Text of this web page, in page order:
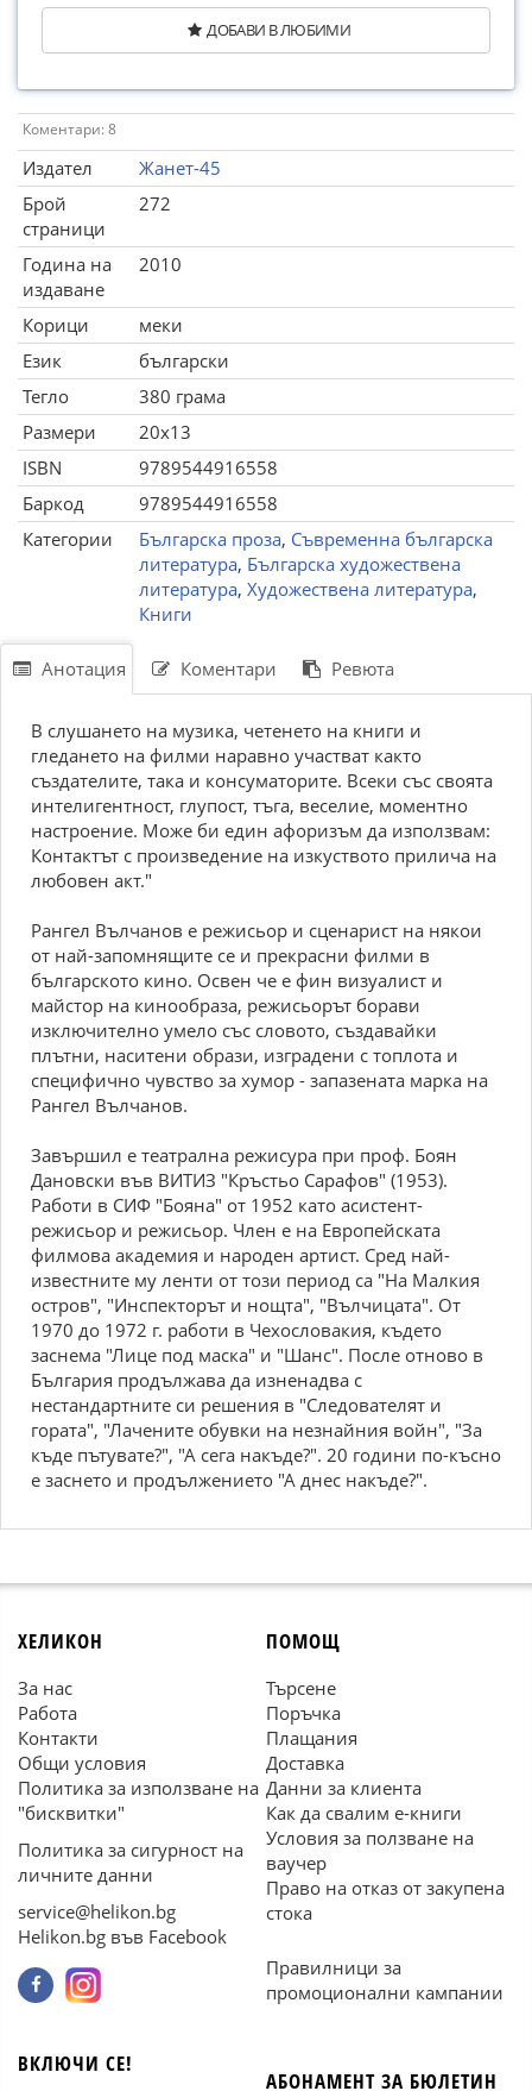
ДОБАВИ В ЛЮБИМИ
Коментари: 8
Издател
Жанет-45
Брой
страници
272
Година на
издаване
2010
Корици
меки
Език
български
Тегло
380 грама
Размери
20x13
ISBN
9789544916558
Баркод
9789544916558
Категории
Българска проза, Съвременна българска
литература, Българска художествена
литература, Художествена литература,
Книги
Анотация Коментари Ревюта
В слушането на музика, четенето на книги и
гледането на филми наравно участват както
създателите, така и консуматорите. Всеки със своята
интелигентност, глупост, тъга, веселие, моментно
настроение. Може би един афоризъм да използвам:
Контактът с произведение на изкуството прилича на
любовен акт."
Рангел Вълчанов е режисьор и сценарист на някои
от най-запомнящите се и прекрасни филми в
българското кино. Освен че е фин визуалист и
майстор на кинообраза, режисьорът борави
изключително умело със словото, създавайки
плътни, наситени образи, изградени с топлота и
специфично чувство за хумор - запазената марка на
Рангел Вълчанов.
Завършил е театрална режисура при проф. Боян
Дановски във ВИТИЗ "Кръстьо Сарафов" (1953).
Работи в СИФ "Бояна" от 1952 като асистент-
режисьор и режисьор. Член е на Европейската
филмова академия и народен артист. Сред най-
известните му ленти от този период са "На Малкия
остров", "Инспекторът и нощта", "Вълчицата". От
1970 до 1972 г. работи в Чехословакия, където
заснема "Лице под маска" и "Шанс". После отново в
България продължава да изненадва с
нестандартните си решения в "Следователят и
гората", "Лачените обувки на незнайния войн", "За
къде пътувате?", "А сега накъде?". 20 години по-късно
е заснето и продължението "А днес накъде?".
ХЕЛИКОН
За нас
Работа
Контакти
Общи условия
Политика за използване на
"бисквитки"
Политика за сигурност на
личните данни
service@helikon.bg
Helikon.bg във Facebook
ПОМОЩ
Търсене
Поръчка
Плащания
Доставка
Данни за клиента
Как да свалим е-книги
Условия за ползване на
ваучер
Право на отказ от закупена
стока
Правилници за
промоционални кампании
ВКЛЮЧИ СЕ!
АБОНАМЕНТ ЗА БЮЛЕТИН